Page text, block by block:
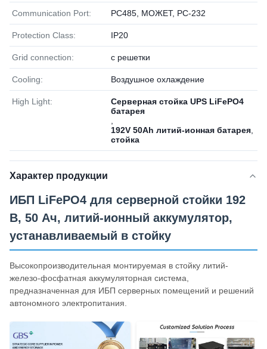
Communication Port: РС485, МОЖЕТ, РС-232
Protection Class: IP20
Grid connection: с решетки
Cooling: Воздушное охлаждение
High Light:
Серверная стойка UPS LiFePO4
батарея
192V 50Ah литий-ионная батарея
стойка
Характер продукции
ИБП LiFePO4 для серверной стойки 192
В, 50 Ач, литий-ионный аккумулятор,
устанавливаемый в стойку
Высокопроизводительная монтируемая в стойку литий-
железо-фосфатная аккумуляторная система,
предназначенная для ИБП серверных помещений и решений
автономного электропитания.